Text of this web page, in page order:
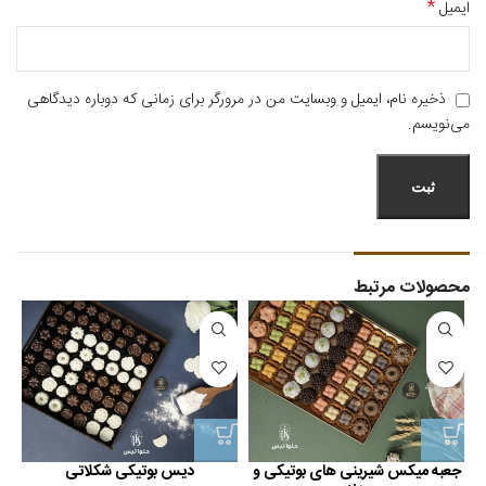
ایمیل*
ذخیره نام، ایمیل و وبسایت من در مرورگر برای زمانی که دوباره دیدگاهی
می‌نویسم.
محصولات مرتبط
جعبه میکس شیرینی های بوتیکی و دیس بوتیکی شکلاتی